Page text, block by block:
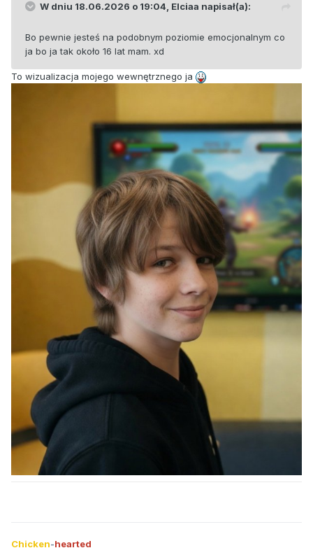
W dniu 18.06.2026 o 19:04, Elciaa napisał(a):
Bo pewnie jesteś na podobnym poziomie emocjonalnym co
ja bo ja tak około 16 lat mam. xd
To wizualizacja mojego wewnętrznego ja
Chicken-hearted